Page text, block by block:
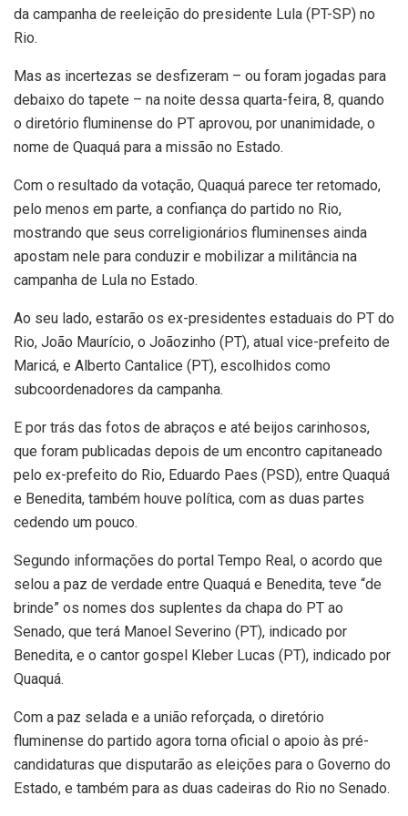
da campanha de reeleição do presidente Lula (PT-SP) no
Rio.
Mas as incertezas se desfizeram – ou foram jogadas para
debaixo do tapete – na noite dessa quarta-feira, 8, quando
o diretório fluminense do PT aprovou, por unanimidade, o
nome de Quaquá para a missão no Estado.
Com o resultado da votação, Quaquá parece ter retomado,
pelo menos em parte, a confiança do partido no Rio,
mostrando que seus correligionários fluminenses ainda
apostam nele para conduzir e mobilizar a militância na
campanha de Lula no Estado.
Ao seu lado, estarão os ex-presidentes estaduais do PT do
Rio, João Maurício, o Joãozinho (PT), atual vice-prefeito de
Maricá, e Alberto Cantalice (PT), escolhidos como
subcoordenadores da campanha.
E por trás das fotos de abraços e até beijos carinhosos,
que foram publicadas depois de um encontro capitaneado
pelo ex-prefeito do Rio, Eduardo Paes (PSD), entre Quaquá
e Benedita, também houve política, com as duas partes
cedendo um pouco.
Segundo informações do portal Tempo Real, o acordo que
selou a paz de verdade entre Quaquá e Benedita, teve “de
brinde” os nomes dos suplentes da chapa do PT ao
Senado, que terá Manoel Severino (PT), indicado por
Benedita, e o cantor gospel Kleber Lucas (PT), indicado por
Quaquá.
Com a paz selada e a união reforçada, o diretório
fluminense do partido agora torna oficial o apoio às pré-
candidaturas que disputarão as eleições para o Governo do
Estado, e também para as duas cadeiras do Rio no Senado.